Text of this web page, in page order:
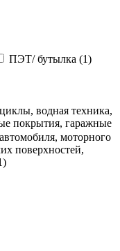
ПЭТ/ бутылка (1)
водная техника,
покрытия, гаражные
моторного
поверхностей,
)